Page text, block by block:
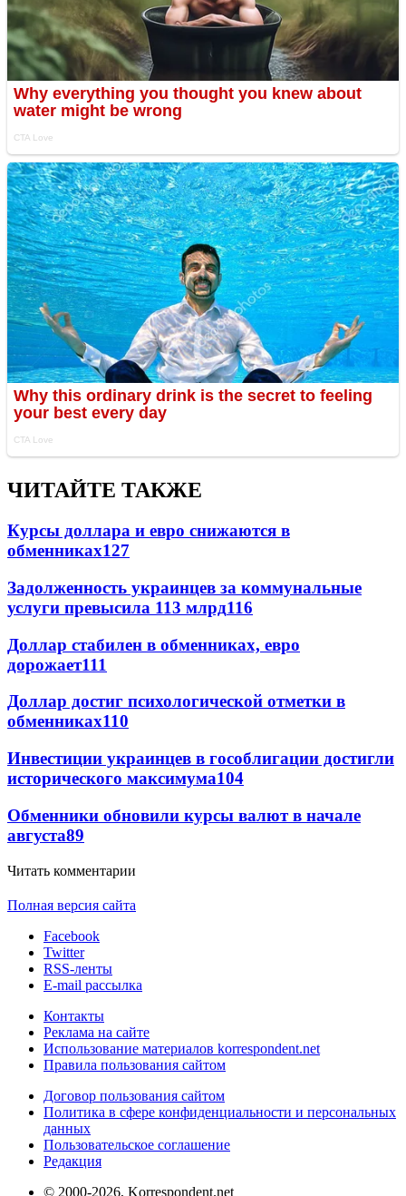
ЧИТАЙТЕ ТАКЖЕ
Курсы доллара и евро снижаются в
обменниках127
Задолженность украинцев за коммунальные
услуги превысила 113 млрд116
Доллар стабилен в обменниках, евро
дорожает111
Доллар достиг психологической отметки в
обменниках110
Инвестиции украинцев в гособлигации достигли
исторического максимума104
Обменники обновили курсы валют в начале
августа89
Читать комментарии
Полная версия сайта
Facebook
Twitter
RSS-ленты
E-mail рассылка
Контакты
Реклама на сайте
Использование материалов korrespondent.net
Правила пользования сайтом
Договор пользования сайтом
Политика в сфере конфиденциальности и персональных
данных
Пользовательское соглашение
Редакция
© 2000-2026, Korrespondent.net